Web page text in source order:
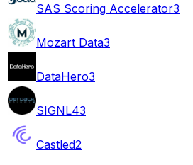
SAS Scoring Accelerator3
Mozart Data3
DataHero3
SIGNL43
Castled2